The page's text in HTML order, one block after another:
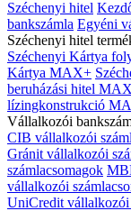
Széchenyi hitel
bankszámla Egyéni
Széchenyi hitel
Széchenyi Kártya
Kártya MAX+
beruházási hitel
lízingkonstrukció
Vállalkozói
CIB vállalkozói
Gránit vállalkozói
számlacsomagok
vállalkozói
UniCredit vállalkozói